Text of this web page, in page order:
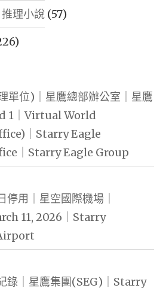
理小說 (57)
單位)｜星鷹總部辦公室｜星鷹
1｜Virtual World
｜Starry Eagle
｜Starry Eagle Group
用｜星空國際機場｜
11, 2026｜Starry
錄｜星鷹集團(SEG)｜Starry